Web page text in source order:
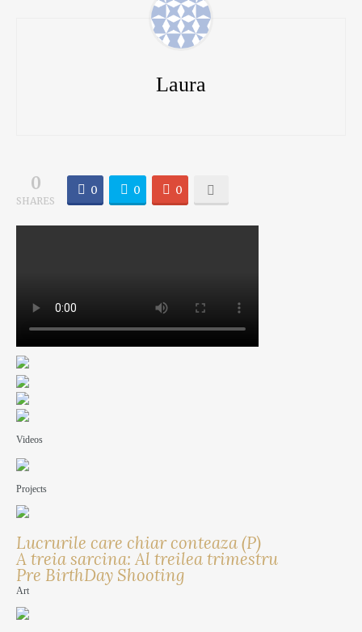
Laura
0
SHARES
0 0 0
Videos
Projects
Lucrurile care chiar conteaza (P)
A treia sarcina: Al treilea trimestru
Pre BirthDay Shooting
Art